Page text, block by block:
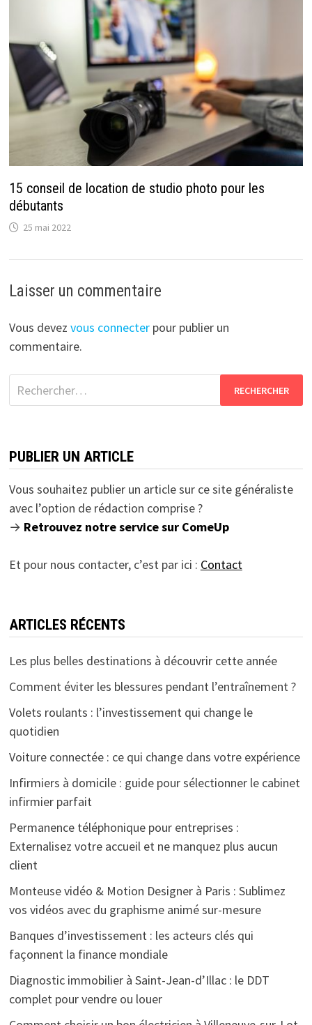
15 conseil de location de studio photo pour les
débutants
25 mai 2022
Laisser un commentaire
Vous devez vous connecterpour publier un
commentaire.
Rechercher :
PUBLIER UN ARTICLE
Vous souhaitez publier un article sur ce site généraliste
avec l’option de rédaction comprise ?
→ Retrouvez notre service sur ComeUp
Et pour nous contacter, c’est par ici : Contact
ARTICLES RÉCENTS
Les plus belles destinations à découvrir cette année
Comment éviter les blessures pendant l’entraînement ?
Volets roulants : l’investissement qui change le
quotidien
Voiture connectée : ce qui change dans votre expérience
Infirmiers à domicile : guide pour sélectionner le cabinet
infirmier parfait
Permanence téléphonique pour entreprises :
Externalisez votre accueil et ne manquez plus aucun
client
Monteuse vidéo & Motion Designer à Paris : Sublimez
vos vidéos avec du graphisme animé sur-mesure
Banques d’investissement : les acteurs clés qui
façonnent la finance mondiale
Diagnostic immobilier à Saint-Jean-d’Illac : le DDT
complet pour vendre ou louer